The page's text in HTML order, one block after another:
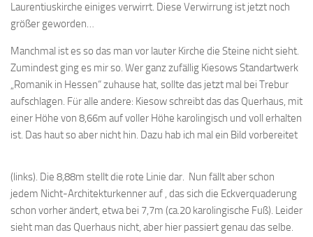
Laurentiuskirche einiges verwirrt. Diese Verwirrung ist jetzt noch
größer geworden…
Manchmal ist es so das man vor lauter Kirche die Steine nicht sieht.
Zumindest ging es mir so. Wer ganz zufällig Kiesows Standartwerk
„Romanik in Hessen“ zuhause hat, sollte das jetzt mal bei Trebur
aufschlagen. Für alle andere: Kiesow schreibt das das Querhaus, mit
einer Höhe von 8,66m auf voller Höhe karolingisch und voll erhalten
ist. Das haut so aber nicht hin. Dazu hab ich mal ein Bild vorbereitet
(links). Die 8,88m stellt die rote Linie dar. Nun fällt aber schon
jedem Nicht-Architekturkenner auf , das sich die Eckverquaderung
schon vorher ändert, etwa bei 7,7m (ca.20 karolingische Fuß). Leider
sieht man das Querhaus nicht, aber hier passiert genau das selbe.